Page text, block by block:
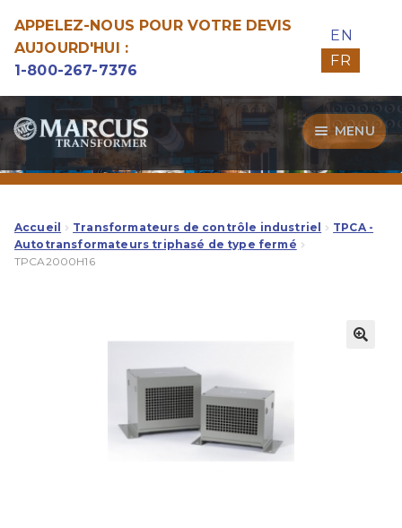
APPELEZ-NOUS POUR VOTRE DEVIS
AUJOURD'HUI :
1-800-267-7376
EN
FR
Aller
à
la
navigation
Aller
au
contenu
MENU
Transformateurs
Guide d’Achat
Accueil Transformateurs de contrôle industriel
TPCA -
Autotransformateurs triphasé de type fermé
TPCA2000H16